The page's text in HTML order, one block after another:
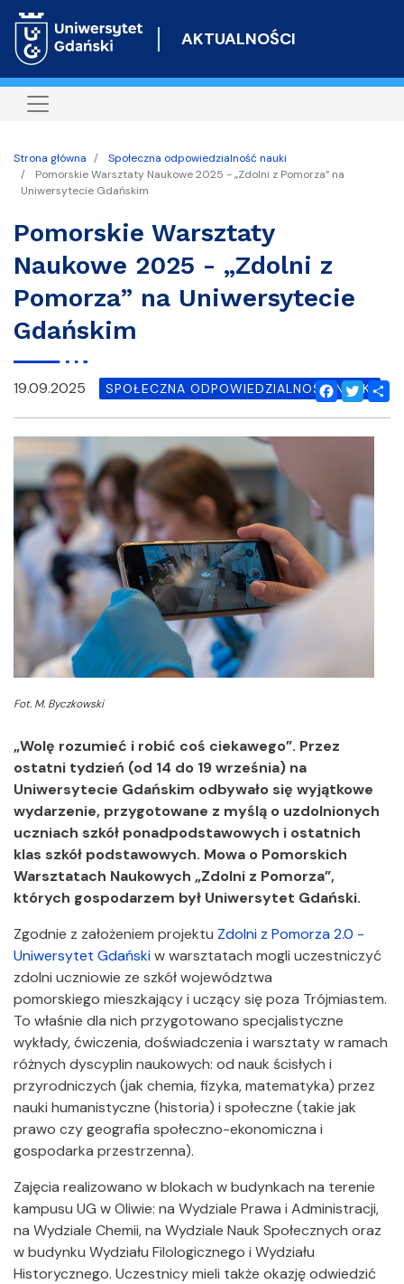
do
AKTUALNOŚCI
Strona główna
Społeczna odpowiedzialność nauki
Pomorskie Warsztaty Naukowe 2025 - „Zdolni z Pomorza” na
Uniwersytecie Gdańskim
Pomorskie Warsztaty
Naukowe 2025 - „Zdolni z
Pomorza” na Uniwersytecie
Gdańskim
Facebook
Twitter
19.09.2025 SPOŁECZNA ODPOWIEDZIALNOŚĆ NAUKI
Fot. M. Byczkowski
„Wolę rozumieć i robić coś ciekawego”. Przez
ostatni tydzień (od 14 do 19 września) na
Uniwersytecie Gdańskim odbywało się wyjątkowe
wydarzenie, przygotowane z myślą o uzdolnionych
uczniach szkół ponadpodstawowych i ostatnich
klas szkół podstawowych. Mowa o Pomorskich
Warsztatach Naukowych „Zdolni z Pomorza”,
których gospodarzem był Uniwersytet Gdański.
Zgodnie z założeniem projektu Zdolni z Pomorza 2.0 -
Uniwersytet Gdańskiw warsztatach mogli uczestniczyć
zdolni uczniowie ze szkół województwa
pomorskiego mieszkający i uczący się poza Trójmiastem.
To właśnie dla nich przygotowano specjalistyczne
wykłady, ćwiczenia, doświadczenia i warsztaty w ramach
różnych dyscyplin naukowych: od nauk ścisłych i
przyrodniczych (jak chemia, fizyka, matematyka) przez
nauki humanistyczne (historia) i społeczne (takie jak
prawo czy geografia społeczno-ekonomiczna i
gospodarka przestrzenna).
Zajęcia realizowano w blokach w budynkach na terenie
kampusu UG w Oliwie: na Wydziale Prawa i Administracji,
na Wydziale Chemii, na Wydziale Nauk Społecznych oraz
w budynku Wydziału Filologicznego i Wydziału
Historycznego. Uczestnicy mieli także okazję odwiedzić